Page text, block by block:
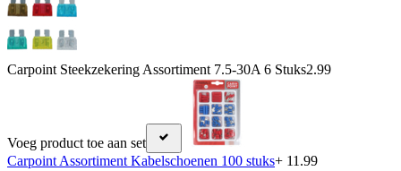
Carpoint Steekzekering Assortiment 7.5-30A 6 Stuks2.99
Voeg product toe aan set
Carpoint Assortiment Kabelschoenen 100 stuks+ 11.99